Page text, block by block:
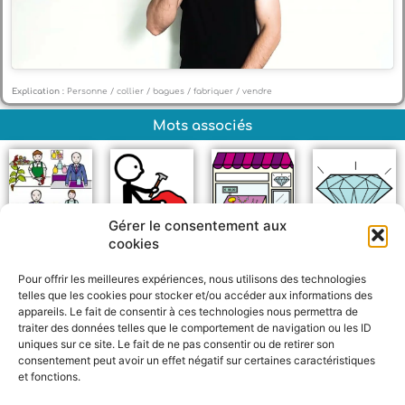
Gérer le consentement aux
cookies
Pour offrir les meilleures expériences, nous utilisons des technologies
telles que les cookies pour stocker et/ou accéder aux informations des
appareils. Le fait de consentir à ces technologies nous permettra de
traiter des données telles que le comportement de navigation ou les ID
uniques sur ce site. Le fait de ne pas consentir ou de retirer son
consentement peut avoir un effet négatif sur certaines caractéristiques
et fonctions.
Explication : Personne / collier / bagues / fabriquer / vendre
Mots associés
Fabriquer Diamant